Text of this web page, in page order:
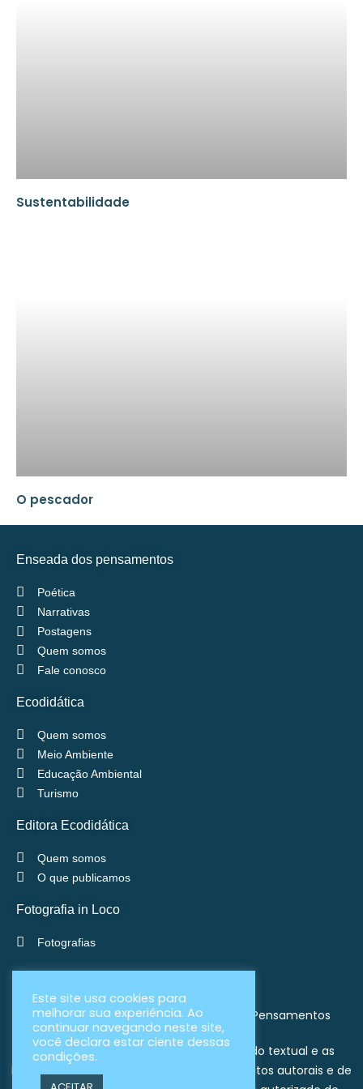
Sustentabilidade
O pescador
Enseada dos pensamentos
Poética
Narrativas
Postagens
Quem somos
Fale conosco
Ecodidática
Quem somos
Meio Ambiente
Educação Ambiental
Turismo
Editora Ecodidática
Quem somos
O que publicamos
Fotografia in Loco
Fotografias
© Copyright 2008-2026 | Enseada dos Pensamentos
Todos os direitos reservados. O conteúdo textual e as
imagens deste site são protegidos por direitos autorais e de
Este site usa cookies para
melhorar sua experiência. Ao
continuar navegando neste site,
você declara estar ciente dessas
condições.